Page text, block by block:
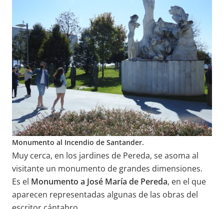
Monumento al Incendio de Santander.
Muy cerca, en los jardines de Pereda, se asoma al
visitante un monumento de grandes dimensiones.
Es el Monumento a José María de Pereda, en el que
aparecen representadas algunas de las obras del